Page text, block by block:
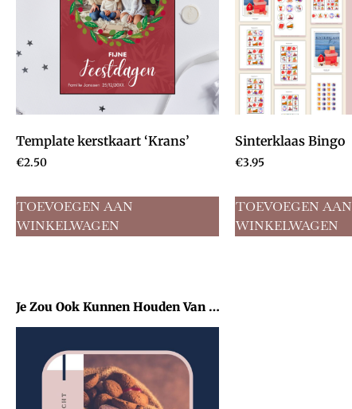
Template kerstkaart ‘Krans’
€2.50
TOEVOEGEN AAN
WINKELWAGEN
Sinterklaas Bingo
€3.95
TOEVOEGEN AAN
WINKELWAGEN
Je Zou Ook Kunnen Houden Van …